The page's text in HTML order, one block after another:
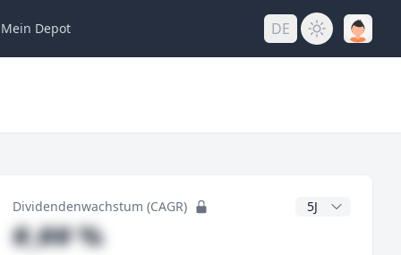
Mein Depot DE
Dividendenwachstum (CAGR) CAGR Jahre
#,## %